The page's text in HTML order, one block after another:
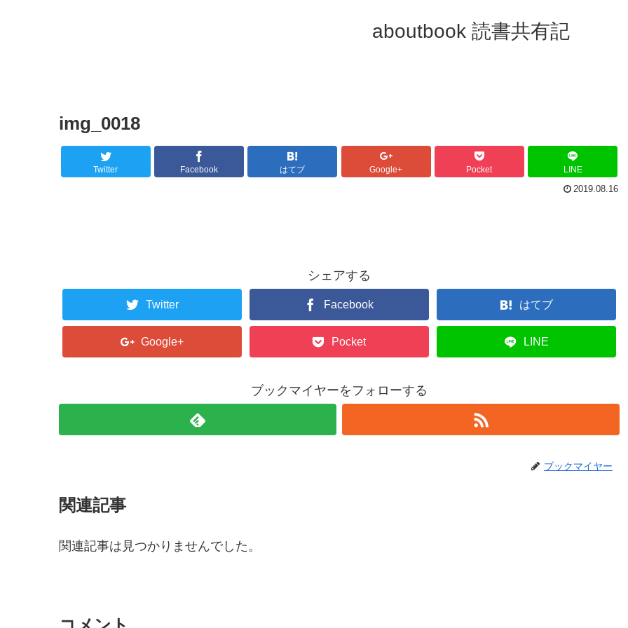
aboutbook 読書共有記
img_0018
Twitter Facebook はてブ Google+ Pocket LINE
2019.08.16
シェアする
Twitter Facebook はてブ
Google+ Pocket LINE
ブックマイヤーをフォローする
ブックマイヤー
関連記事
関連記事は見つかりませんでした。